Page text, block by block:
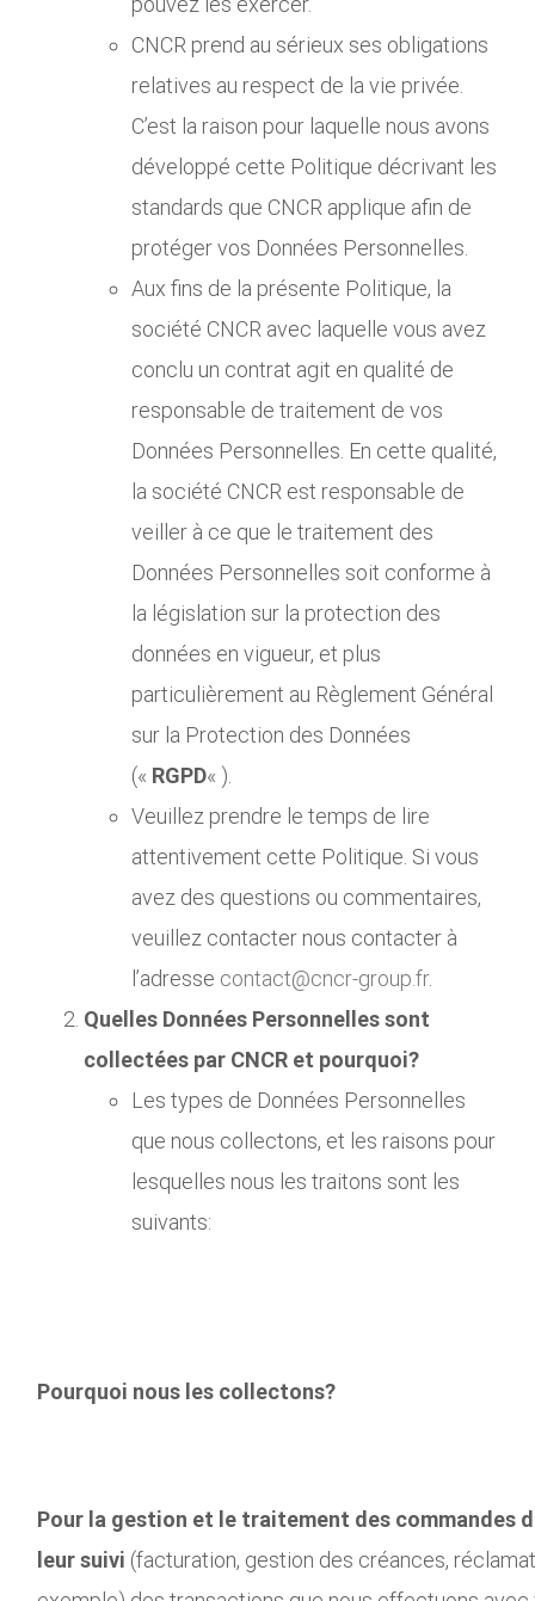
CNCR prend au sérieux ses obligations
relatives au respect de la vie privée.
C’est la raison pour laquelle nous avons
développé cette Politique décrivant les
standards que CNCR applique afin de
protéger vos Données Personnelles.
Aux fins de la présente Politique, la
société CNCR avec laquelle vous avez
conclu un contrat agit en qualité de
responsable de traitement de vos
Données Personnelles. En cette qualité,
la société CNCR est responsable de
veiller à ce que le traitement des
Données Personnelles soit conforme à
la législation sur la protection des
données en vigueur, et plus
particulièrement au Règlement Général
sur la Protection des Données
(« RGPD« ).
Veuillez prendre le temps de lire
attentivement cette Politique. Si vous
avez des questions ou commentaires,
veuillez contacter nous contacter à
l’adresse contact@cncr-group.fr.
Quelles Données Personnelles sont
collectées par CNCR et pourquoi?
Les types de Données Personnelles
que nous collectons, et les raisons pour
lesquelles nous les traitons sont les
suivants:
Pourquoi nous les collectons?
Pour la gestion et le traitement des commandes
leur suivi (facturation, gestion des créances,